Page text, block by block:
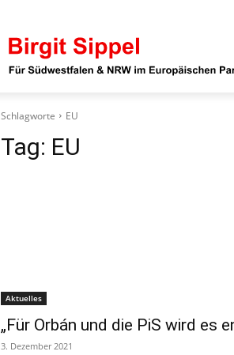
Schlagworte EU
Tag: EU
Aktuelles
„Für Orbán und die PiS wird es
3. Dezember 2021